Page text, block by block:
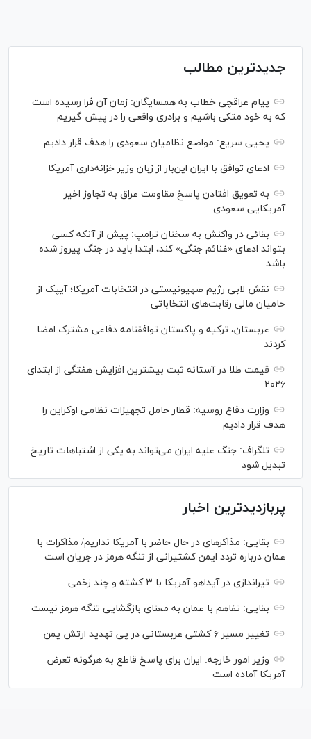
جدیدترین مطالب
پیام عراقچی خطاب به همسایگان: زمان آن فرا رسیده است
که به خود متکی باشیم و برادری واقعی را در پیش گیریم
یحیی سریع: مواضع نظامیان سعودی را هدف قرار دادیم
ادعای توافق با ایران این‌بار از زبان وزیر خزانه‌داری آمریکا
به تعویق افتادن پاسخ مقاومت عراق به تجاوز اخیر
آمریکایی سعودی
بقائی در واکنش به سخنان ترامپ: پیش از آنکه کسی
بتواند ادعای «غنائم جنگی» کند، ابتدا باید در جنگ پیروز شده
باشد
نقش لابی رژیم صهیونیستی در انتخابات آمریکا؛ آیپک از
حامیان مالی رقابت‌های انتخاباتی
عربستان، ترکیه و پاکستان توافقنامه دفاعی مشترک امضا
کردند
قیمت طلا در آستانه ثبت بیشترین افزایش هفتگی از ابتدای
۲۰۲۶
وزارت دفاع روسیه: قطار حامل تجهیزات نظامی اوکراین را
هدف قرار دادیم
تلگراف: جنگ علیه ایران می‌تواند به یکی از اشتباهات تاریخ
تبدیل شود
پربازدیدترین اخبار
بقایی: مذاکره‎ای در حال حاضر با آمریکا نداریم/ مذاکرات با
عمان درباره تردد ایمن کشتیرانی از تنگه هرمز در جریان است
تیراندازی در آیداهو آمریکا با ۳ کشته و چند زخمی
بقایی: تفاهم با عمان به معنای بازگشایی تنگه هرمز نیست
تغییر مسیر ۶ کشتی عربستانی در پی تهدید ارتش یمن
وزیر امور خارجه: ایران برای پاسخ قاطع به هرگونه تعرض
آمریکا آماده است